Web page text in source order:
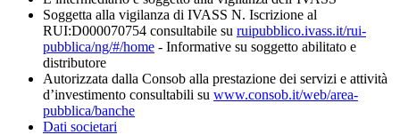
Soggetta alla vigilanza di IVASS N. Iscrizione al
RUI:D000070754 consultabile su ruipubblico.ivass.it/rui-
pubblica/ng/#/home - Informative su soggetto abilitato e
distributore
Autorizzata dalla Consob alla prestazione dei servizi e attività
d’investimento consultabili su www.consob.it/web/area-
pubblica/banche
Dati societari